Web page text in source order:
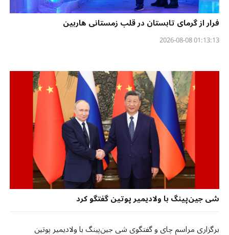
فرار از گرمای تابستان در قلب زمستانی هاربین
01:13:13 2026-08-08
شی جین‌پینگ با ولادیمیر پوتین گفتگو کرد
برگزاری مراسم چای و گفتگوی شی جین‌پینگ با ولادیمیر پوتین